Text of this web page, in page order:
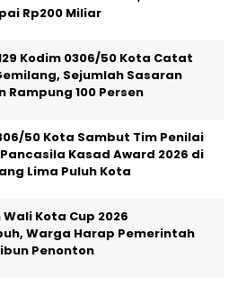
Rp200 Miliar
Kodim 0306/50 Kota Catat
Sejumlah Sasaran
Rampung 100 Persen
50 Kota Sambut Tim Penilai
Kasad Award 2026 di
Lima Puluh Kota
Kota Cup 2026
Warga Harap Pemerintah
Penonton